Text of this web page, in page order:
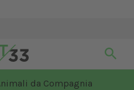
da Compagnia